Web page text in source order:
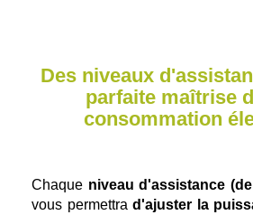
Des niveaux
parfaite maîtrise
consommation
Chaque niveau d'assistance
vous permettrad'ajuster la